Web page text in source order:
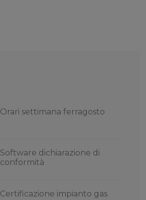
Orari settimana ferragosto
Software dichiarazione di
conformità
Certificazione impianto gas